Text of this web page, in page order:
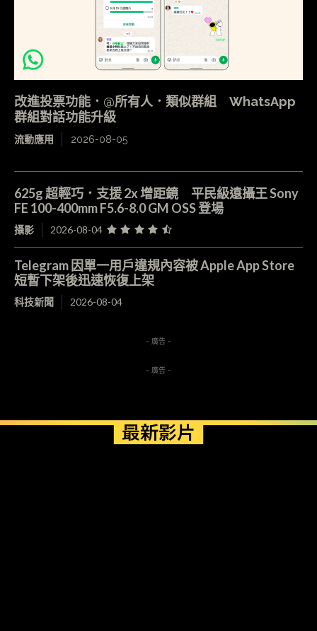
改進投票功能．@所有人．類似群組 WhatsApp
群組對話功能升級
流動應用 2026-08-05
625g 超輕巧．支援 2x 增距鏡 平民級遠攝王 Sony
FE 100-400mm F5.6-8.0 GM OSS 登場
攝影 2026-08-04
Telegram 因單一用戶違規內容被 Apple App Store
短暫下架後迅速恢復上架
科技新聞 2026-08-04
- 廣告 -
- 廣告 -
最新影片